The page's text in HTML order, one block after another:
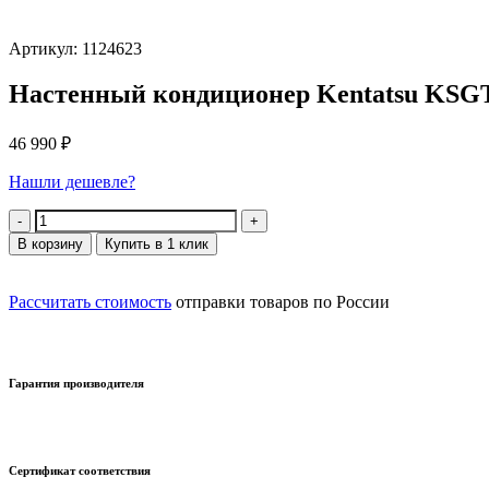
Артикул: 1124623
Настенный кондиционер Kentatsu
46 990 ₽
Нашли дешевле?
Количество
В корзину Купить в 1 клик
Рассчитать стоимость отправки товаров по России
Гарантия производителя
Сертификат соответствия